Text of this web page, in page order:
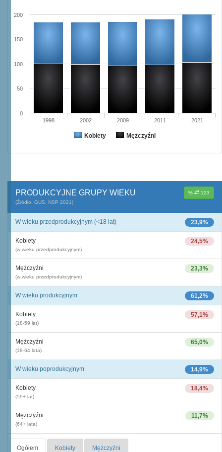
Kobiety Mężczyźni
1998 2002 2009 2011 2021
0
50
100
150
200
% 123
PRODUKCYJNE GRUPY WIEKU
(Źródło: GUS, NSP 2021)
23,9%
W wieku przedprodukcyjnym (<18 lat)
24,5%
Kobiety
(w wieku przedprodukcyjnym)
23,3%
Mężczyźni
(w wieku przedprodukcyjnym)
61,2%
W wieku produkcyjnym
57,1%
Kobiety
(18-59 lat)
65,0%
Mężczyźni
(18-64 lata)
14,9%
W wieku poprodukcyjnym
18,4%
Kobiety
(59+ lat)
11,7%
Mężczyźni
(64+ lata)
Ogółem Kobiety Mężczyźni